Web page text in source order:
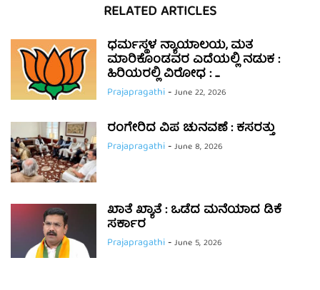
RELATED ARTICLES
ಧರ್ಮಸ್ಥಳ ನ್ಯಾಯಾಲಯ, ಮತ
ಮಾರಿಕೊಂಡವರ ಎದೆಯಲ್ಲಿ ನಡುಕ :
ಹಿರಿಯರಲ್ಲಿ ವಿರೋಧ : ...
Prajapragathi-June 22, 2026
ರಂಗೇರಿದ ವಿಪ ಚುನವಣೆ : ಕಸರತ್ತು
Prajapragathi-June 8, 2026
ಖಾತೆ ಖ್ಯಾತೆ : ಒಡೆದ ಮನೆಯಾದ ಡಿಕೆ
ಸರ್ಕಾರ
Prajapragathi-June 5, 2026